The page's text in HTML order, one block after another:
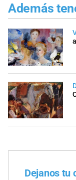
Además
Dejanos tu